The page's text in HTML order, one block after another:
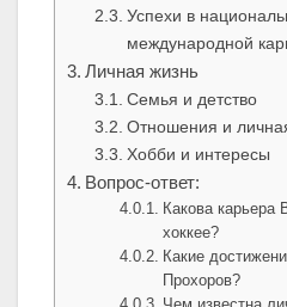
Успехи в
международной
Личная жизнь
Семья и детство
Отношения и
Хобби и интересы
Вопрос-ответ:
Какова карьера
хоккее?
Какие
Прохоров?